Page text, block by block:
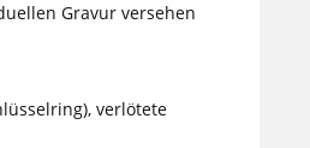
Gravur versehen
verlötete